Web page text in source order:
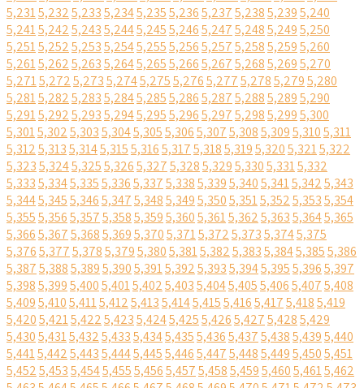
5,2315,2325,2335,2345,2355,2365,2375,2385,2395,240
5,2415,2425,2435,2445,2455,2465,2475,2485,2495,250
5,2515,2525,2535,2545,2555,2565,2575,2585,2595,260
5,2615,2625,2635,2645,2655,2665,2675,2685,2695,270
5,2715,2725,2735,2745,2755,2765,2775,2785,2795,280
5,2815,2825,2835,2845,2855,2865,2875,2885,2895,290
5,2915,2925,2935,2945,2955,2965,2975,2985,2995,300
5,3015,3025,3035,3045,3055,3065,3075,3085,3095,3105,311
5,3125,3135,3145,3155,3165,3175,3185,3195,3205,3215,322
5,3235,3245,3255,3265,3275,3285,3295,3305,3315,332
5,3335,3345,3355,3365,3375,3385,3395,3405,3415,3425,343
5,3445,3455,3465,3475,3485,3495,3505,3515,3525,3535,354
5,3555,3565,3575,3585,3595,3605,3615,3625,3635,3645,365
5,3665,3675,3685,3695,3705,3715,3725,3735,3745,375
5,3765,3775,3785,3795,3805,3815,3825,3835,3845,3855,386
5,3875,3885,3895,3905,3915,3925,3935,3945,3955,3965,397
5,3985,3995,4005,4015,4025,4035,4045,4055,4065,4075,408
5,4095,4105,4115,4125,4135,4145,4155,4165,4175,4185,419
5,4205,4215,4225,4235,4245,4255,4265,4275,4285,429
5,4305,4315,4325,4335,4345,4355,4365,4375,4385,4395,440
5,4415,4425,4435,4445,4455,4465,4475,4485,4495,4505,451
5,4525,4535,4545,4555,4565,4575,4585,4595,4605,4615,462